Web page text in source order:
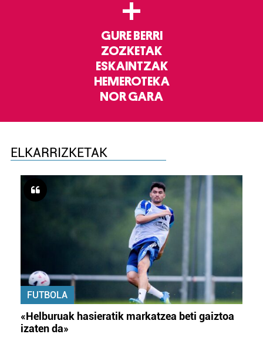
+
GURE BERRI
ZOZKETAK
ESKAINTZAK
HEMEROTEKA
NOR GARA
ELKARRIZKETAK
FUTBOLA
«Helburuak hasieratik markatzea beti gaiztoa
izaten da»